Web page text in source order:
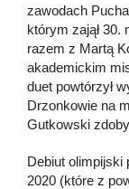
zawodach
którym zajął 30.
razem z Martą
akademickim
duet powtórzył
Drzonkowie na
Gutkowski
Debiut olimpijski
2020 (które z